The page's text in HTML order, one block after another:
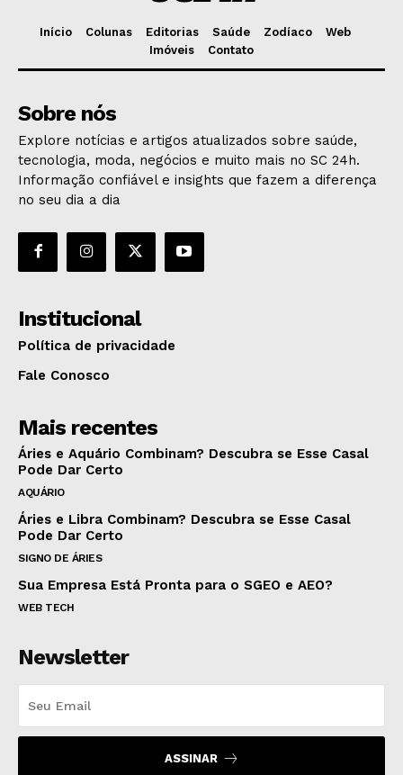
Início Colunas Editorias Saúde Zodíaco
Web
Imóveis
Contato
Sobre nós
Explore notícias e artigos atualizados sobre saúde,
tecnologia, moda, negócios e muito mais no SC 24h.
Informação confiável e insights que fazem a diferença
no seu dia a dia
Institucional
Política de privacidade
Fale Conosco
Mais recentes
Áries e Aquário Combinam? Descubra se Esse Casal
Pode Dar Certo
AQUÁRIO
Áries e Libra Combinam? Descubra se Esse Casal
Pode Dar Certo
SIGNO DE ÁRIES
Sua Empresa Está Pronta para o SGEO e AEO?
WEB TECH
Newsletter
ASSINAR